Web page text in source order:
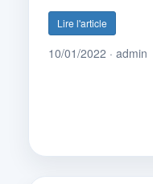
Lire l'article
10/01/2022 · admin